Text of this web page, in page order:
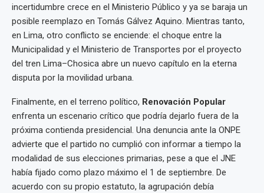
incertidumbre crece en el Ministerio Público y ya se baraja un
posible reemplazo en Tomás Gálvez Aquino. Mientras tanto,
en Lima, otro conflicto se enciende: el choque entre la
Municipalidad y el Ministerio de Transportes por el proyecto
del tren Lima–Chosica abre un nuevo capítulo en la eterna
disputa por la movilidad urbana.
Finalmente, en el terreno político, Renovación Popular
enfrenta un escenario crítico que podría dejarlo fuera de la
próxima contienda presidencial. Una denuncia ante la ONPE
advierte que el partido no cumplió con informar a tiempo la
modalidad de sus elecciones primarias, pese a que el JNE
había fijado como plazo máximo el 1 de septiembre. De
acuerdo con su propio estatuto, la agrupación debía